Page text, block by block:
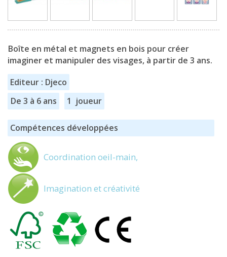
Boîte en métal et magnets en bois pour créer
imaginer et manipuler des visages, à partir de 3 ans.
Editeur : Djeco
De 3 à 6 ans
1 joueur
Compétences développées
Coordination oeil-main,
Imagination et créativité